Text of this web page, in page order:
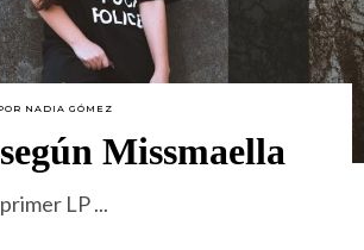
NADIA GÓMEZ
Missmaella
LP